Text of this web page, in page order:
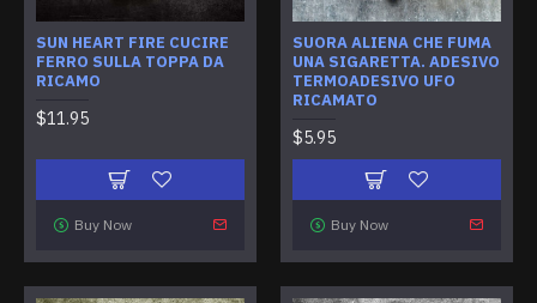
SUN HEART FIRE CUCIRE
FERRO SULLA TOPPA DA
RICAMO
$11.95
Buy Now
SUORA ALIENA CHE FUMA
UNA SIGARETTA. ADESIVO
TERMOADESIVO UFO
RICAMATO
$5.95
Buy Now